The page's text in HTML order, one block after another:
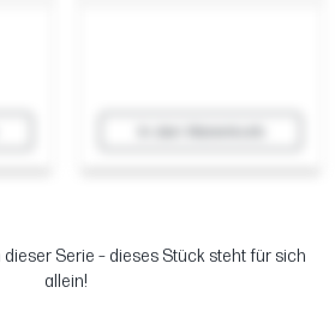
dieser Serie – dieses Stück steht für sich
allein!